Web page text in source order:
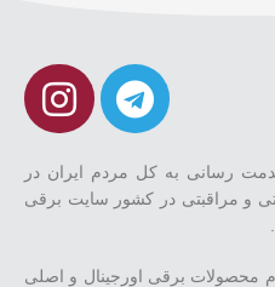
ورانی با 5 سال خدمت رسانی به کل مردم ایران در
و مراقبتی در کشور سایت برقی
محصولات برقی اورجینال و اصلی